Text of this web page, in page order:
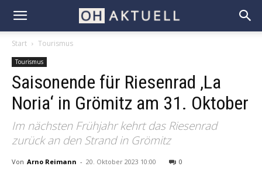
Start Tourismus
Tourismus
Saisonende für Riesenrad ‚La
Noria‘ in Grömitz am 31. Oktober
Im nächsten Frühjahr kehrt das Riesenrad
zurück an den Strand in Grömitz
Von Arno Reimann - 20. Oktober 2023 10:00 0